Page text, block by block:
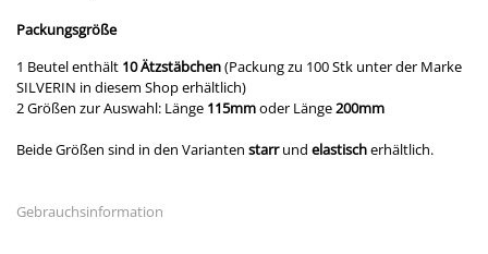
Packungsgröße
1 Beutel enthält 10 Ätzstäbchen(Packung zu 100 Stk unter der Marke
SILVERIN in diesem Shop erhältlich)
2 Größen zur Auswahl: Länge 115mmoder Länge200mm
Beide Größen sind in den Varianten starrund elastischerhältlich.
Gebrauchsinformation